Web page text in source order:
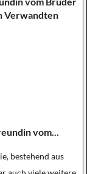
vom...
bestehend aus